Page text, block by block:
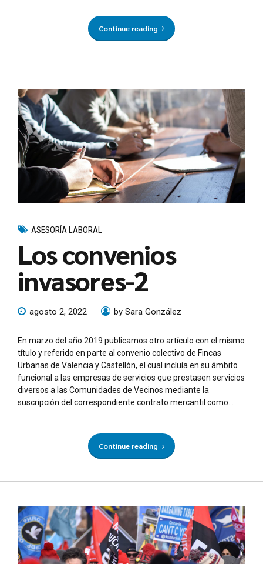
Continue reading
ASESORÍA LABORAL
Los convenios
invasores-2
agosto 2, 2022 by Sara González
En marzo del año 2019 publicamos otro artículo con el mismo
título y referido en parte al convenio colectivo de Fincas
Urbanas de Valencia y Castellón, el cual incluía en su ámbito
funcional a las empresas de servicios que prestasen servicios
diversos a las Comunidades de Vecinos mediante la
suscripción del correspondiente contrato mercantil como...
Continue reading